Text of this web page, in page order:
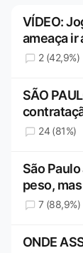
VÍDEO:
ameaça ir
2 (42,9%)
SÃO
24 (81%)
São
peso,
7 (88,9%)
ONDE